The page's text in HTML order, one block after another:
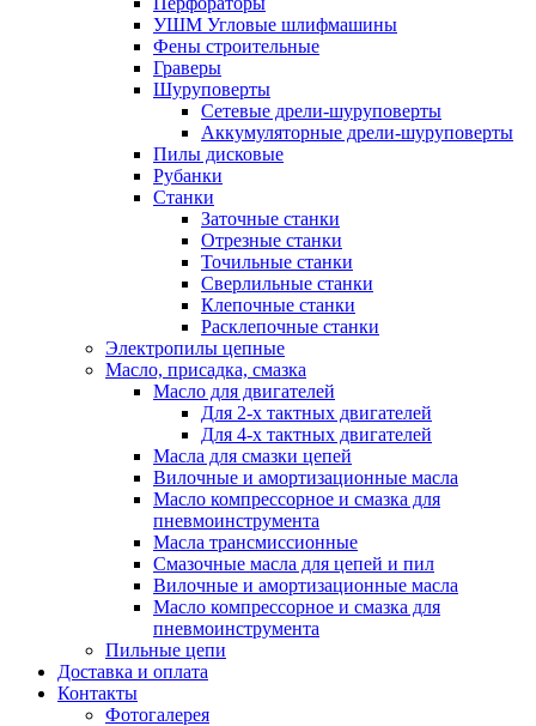
УШМ Угловые шлифмашины
Фены строительные
Граверы
Шуруповерты
Сетевые дрели-шуруповерты
Аккумуляторные дрели-шуруповерты
Пилы дисковые
Рубанки
Станки
Заточные станки
Отрезные станки
Точильные станки
Сверлильные станки
Клепочные станки
Расклепочные станки
Электропилы цепные
Масло, присадка, смазка
Масло для двигателей
Для 2-х тактных двигателей
Для 4-х тактных двигателей
Масла для смазки цепей
Вилочные и амортизационные масла
Масло компрессорное и смазка для
пневмоинструмента
Масла трансмиссионные
Смазочные масла для цепей и пил
Вилочные и амортизационные масла
Масло компрессорное и смазка для
пневмоинструмента
Пильные цепи
Доставка и оплата
Контакты
Фотогалерея